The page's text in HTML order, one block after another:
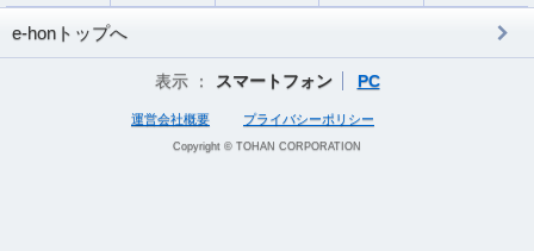
e-honトップへ
表示 ： スマートフォン PC
運営会社概要 プライバシーポリシー
Copyright © TOHAN CORPORATION